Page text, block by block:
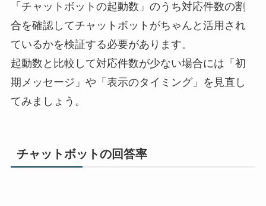
「チャットボットの起動数」のうち対応件数の割
合を確認してチャットボットがちゃんと活用され
ているかを検証する必要があります。
起動数と比較して対応件数が少ない場合には「初
期メッセージ」や「表示のタイミング」を見直し
てみましょう。
チャットボットの回答率